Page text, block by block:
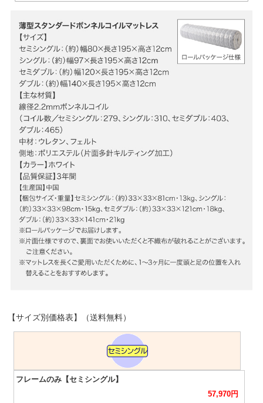
【サイズ別価格表】（送料無料）
57,970円